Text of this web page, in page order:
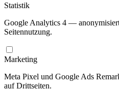
Statistik
Google Analytics 4 —
Seitennutzung.
Marketing
Meta Pixel und Google Ads
auf Drittseiten.